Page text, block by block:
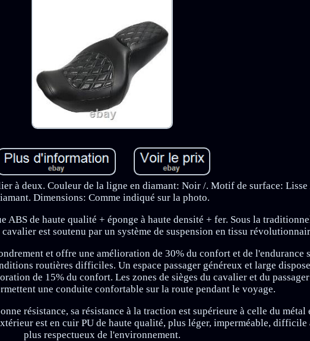
à deux. Couleur de la ligne en diamant: Noir /. Motif de surface:
Dimensions: Comme indiqué sur la photo.
de haute qualité + éponge à haute densité + fer. Sous la
est soutenu par un système de suspension en tissu
et offre une amélioration de 30% du confort et de l'endurance
routières difficiles. Un espace passager généreux et large
de 15% du confort. Les zones de sièges du cavalier et du
une conduite confortable sur la route pendant le voyage.
résistance, sa résistance à la traction est supérieure à celle du métal
est en cuir PU de haute qualité, plus léger, imperméable, difficile
plus respectueux de l'environnement.